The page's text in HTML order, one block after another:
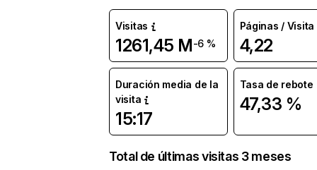
Visitas
1261,45 M-6 %
Páginas / Visita
4,22
Duración media de la
visita
15:17
Tasa de rebote
47,33 %
Total de últimas visitas 3 meses